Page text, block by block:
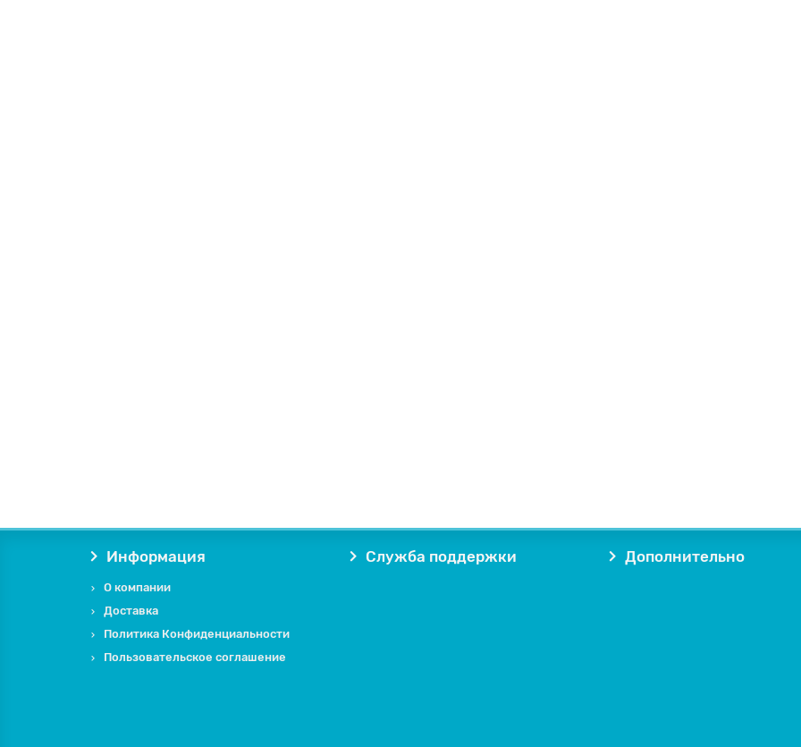
Информация
О компании
Доставка
Политика Конфиденциальности
Пользовательское соглашение
Служба поддержки Дополнительно